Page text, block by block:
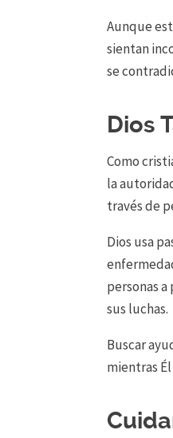
Aunque
sientan
se
Dios
Como
la
través de
Dios usa
personas
sus luchas.
Buscar
mientras